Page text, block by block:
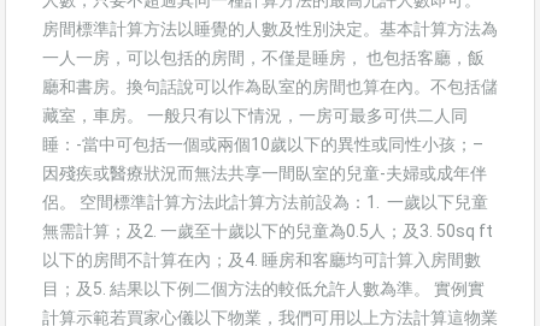
房間標準計算方法以睡覺的人數及性別決定。基本計算方法為
一人一房，可以包括的房間，不僅是睡房， 也包括客廳，飯
廳和書房。換句話說可以作為臥室的房間也算在內。不包括儲
藏室，車房。 一般只有以下情況，一房可最多可供二人同
睡：-當中可包括一個或兩個10歲以下的異性或同性小孩；–
因殘疾或醫療狀況而無法共享一間臥室的兒童-夫婦或成年伴
侶。 空間標準計算方法此計算方法前設為：1. 一歲以下兒童
無需計算；及2. 一歲至十歲以下的兒童為0.5人；及3. 50sq ft
以下的房間不計算在內；及4. 睡房和客廳均可計算入房間數
目；及5. 結果以下例二個方法的較低允許人數為準。 實例實
計算示範若買家心儀以下物業，我們可用以上方法計算這物業